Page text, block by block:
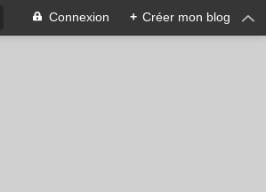
Connexion + Créer mon blog